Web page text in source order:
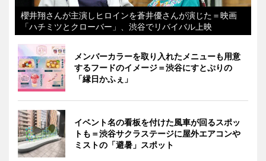
櫻井翔さんが主演しヒロインを蒼井優さんが演じた＝映画
「ハチミツとクローバー」、渋谷でリバイバル上映
メンバーカラーを取り入れたメニューも用意
するフードのイメージ＝渋谷にすとぷりの
「縁日かふぇ」
イベント名の看板を付けた風車が回るスポッ
トも＝渋谷サクラステージに屋外エアコンや
ミストの「避暑」スポット